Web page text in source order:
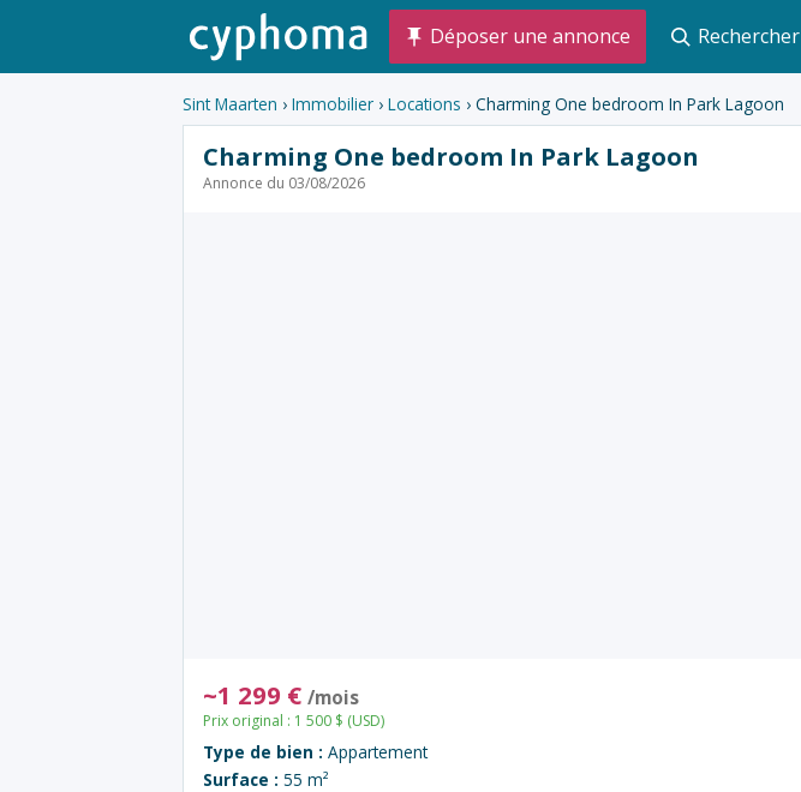
Déposer une annonce Rechercher
Sint Maarten › Immobilier › Locations › Charming One bedroom In Park Lagoon
Charming One bedroom In Park Lagoon
Annonce du 03/08/2026
~1 299 € /mois
Prix original : 1 500 $ (USD)
Type de bien : Appartement
Surface : 55 m²